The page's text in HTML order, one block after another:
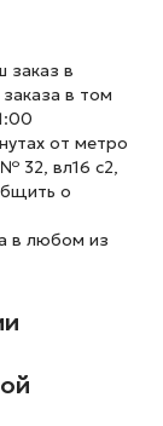
заказ в
в том
от метро
32, вл16 с2,
о
в любом из